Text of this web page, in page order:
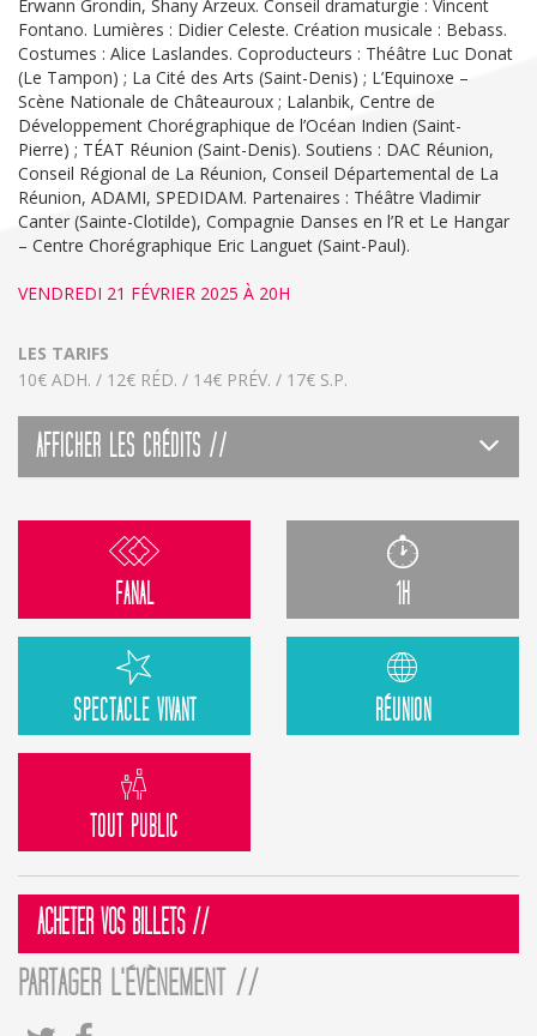
Erwann Grondin, Shany Arzeux. Conseil dramaturgie : Vincent
Fontano. Lumières : Didier Celeste. Création musicale : Bebass.
Costumes : Alice Laslandes. Coproducteurs : Théâtre Luc Donat
(Le Tampon) ; La Cité des Arts (Saint-Denis) ; L’Equinoxe –
Scène Nationale de Châteauroux ; Lalanbik, Centre de
Développement Chorégraphique de l’Océan Indien (Saint-
Pierre) ; TÉAT Réunion (Saint-Denis). Soutiens : DAC Réunion,
Conseil Régional de La Réunion, Conseil Départemental de La
Réunion, ADAMI, SPEDIDAM. Partenaires : Théâtre Vladimir
Canter (Sainte-Clotilde), Compagnie Danses en l’R et Le Hangar
– Centre Chorégraphique Eric Languet (Saint-Paul).
VENDREDI 21 FÉVRIER 2025 À 20H
LES TARIFS
10€ ADH. / 12€ RÉD. / 14€ PRÉV. / 17€ S.P.
AFFICHER LES CRÉDITS //
FANAL 1H
SPECTACLE VIVANT RÉUNION
TOUT PUBLIC
ACHETER VOS BILLETS //
PARTAGER L'ÉVÈNEMENT //